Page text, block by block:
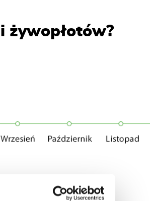
żywopłotów?